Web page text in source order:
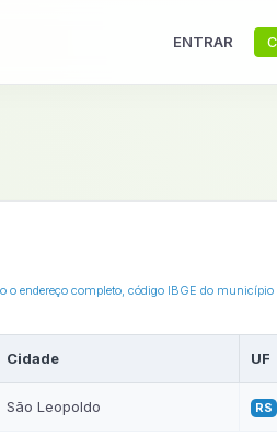
ENTRAR
o endereço completo, código IBGE do município
Cidade UF
São Leopoldo RS